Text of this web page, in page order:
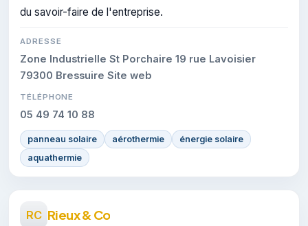
du savoir-faire de l'entreprise.
ADRESSE
Zone Industrielle St Porchaire 19 rue Lavoisier
79300 Bressuire Site web
TÉLÉPHONE
05 49 74 10 88
panneau solaire aérothermie
énergie solaire
aquathermie
RC Rieux & Co